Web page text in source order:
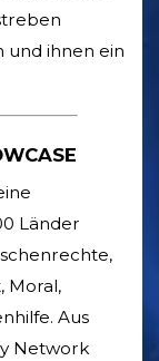
und ihnen ein
Länder
Moral,
Aus
Network